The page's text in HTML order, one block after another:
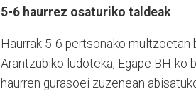
5-6 haurrez osaturiko taldeak
Haurrak 5-6 pertsonako
Arantzubiko ludoteka, Egape BH-ko
haurren gurasoei zuzenean